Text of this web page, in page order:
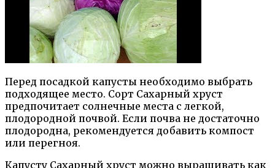
Перед посадкой капусты необходимо выбрать
подходящее место. Сорт Сахарный хруст
предпочитает солнечные места с легкой,
плодородной почвой. Если почва не достаточно
плодородна, рекомендуется добавить компост
или перегноя.
Капусту Сахарный хруст можно выращивать как